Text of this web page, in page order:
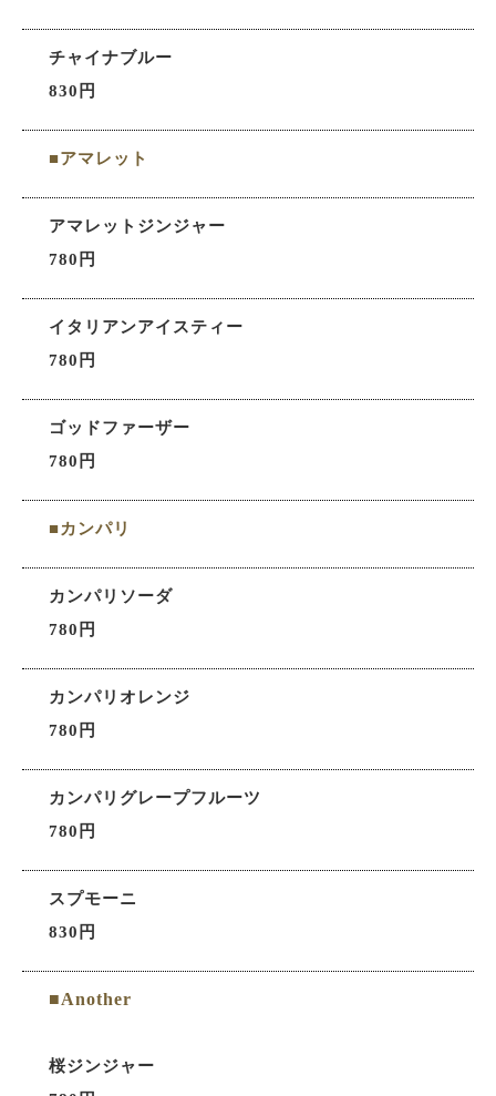
チャイナブルー
830円
■アマレット
アマレットジンジャー
780円
イタリアンアイスティー
780円
ゴッドファーザー
780円
■カンパリ
カンパリソーダ
780円
カンパリオレンジ
780円
カンパリグレープフルーツ
780円
スプモーニ
830円
■Another
桜ジンジャー